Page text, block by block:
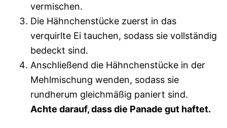
vermischen.
Die Hähnchenstücke zuerst in das
verquirlte Ei tauchen, sodass sie vollständig
bedeckt sind.
Anschließend die Hähnchenstücke in der
Mehlmischung wenden, sodass sie
rundherum gleichmäßig paniert sind.
Achte darauf, dass die Panade gut haftet.